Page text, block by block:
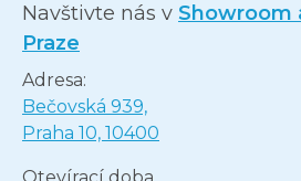
Navštivte nás v Showroom
Praze
Adresa:
Bečovská 939,
Praha 10, 10400